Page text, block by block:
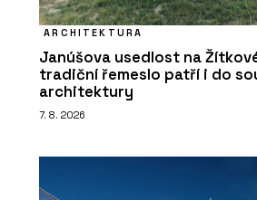
ARCHITEKTURA
Janúšova usedlost na
tradiční řemeslo patří i do
architektury
7. 8. 2026